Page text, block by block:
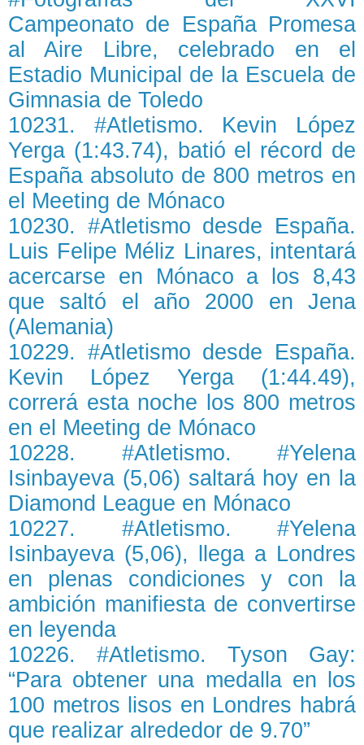
Campeonato de España Promesa
al Aire Libre, celebrado en el
Estadio Municipal de la Escuela de
Gimnasia de Toledo
10231. #Atletismo. Kevin López
Yerga (1:43.74), batió el récord de
España absoluto de 800 metros en
el Meeting de Mónaco
10230. #Atletismo desde España.
Luis Felipe Méliz Linares, intentará
acercarse en Mónaco a los 8,43
que saltó el año 2000 en Jena
(Alemania)
10229. #Atletismo desde España.
Kevin López Yerga (1:44.49),
correrá esta noche los 800 metros
en el Meeting de Mónaco
10228. #Atletismo. #Yelena
Isinbayeva (5,06) saltará hoy en la
Diamond League en Mónaco
10227. #Atletismo. #Yelena
Isinbayeva (5,06), llega a Londres
en plenas condiciones y con la
ambición manifiesta de convertirse
en leyenda
10226. #Atletismo. Tyson Gay:
“Para obtener una medalla en los
100 metros lisos en Londres habrá
que realizar alrededor de 9.70”